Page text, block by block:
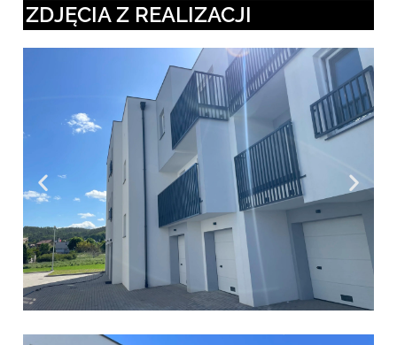
ZDJĘCIA Z REALIZACJI